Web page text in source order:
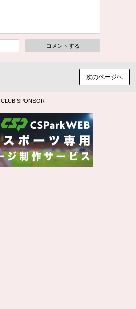
コメントする
次のページヘ
CLUB SPONSOR